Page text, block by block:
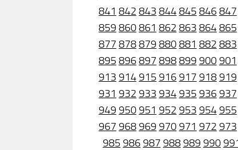
841 842 843 844845 846847
859 860861 862 863 864865
877 878879 880881 882 883
895 896897 898899 900901
913 914915 916917 918919
931 932 933 934935 936937
949 950951 952 953 954955
967 968969 970971 972 973
985 986987 988989 990